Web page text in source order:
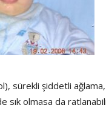
sürekli şiddetli
sık olmasa da